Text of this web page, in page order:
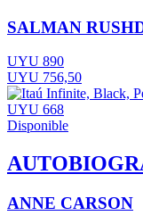
SALMAN
UYU 890
UYU 756,50
UYU 668
Disponible
ANNE CARSON